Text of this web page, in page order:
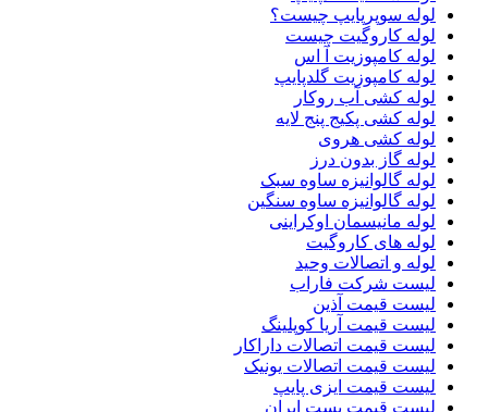
لوله سوپرپایپ چیست؟
لوله کاروگیت چیست
لوله کامپوزیت آ اس
لوله کامپوزیت گلدپایپ
لوله کشی آب روکار
لوله کشی پکیج پنج لایه
لوله کشی هروی
لوله گاز بدون درز
لوله گالوانیزه ساوه سبک
لوله گالوانیزه ساوه سنگین
لوله مانیسمان اوکراینی
لوله های کاروگیت
لوله و اتصالات وحید
لیست شرکت فاراب
لیست قیمت آذین
لیست قیمت آریا کوپلینگ
لیست قیمت اتصالات داراکار
لیست قیمت اتصالات یونیک
لیست قیمت ایزی پایپ
لیست قیمت بست ایران